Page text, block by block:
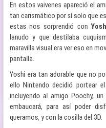
En estos vaivenes apareció el
tan carismático por sí solo que
estas nos sorprendió con
lanudo y que destilaba
maravilla visual era ver eso en
pantalla.
Yoshi era tan adorable que no
ello Nintendo decidió portear
incluyendo al amigo Poochy,
embaucará, para así poder
queramos, y con la cosilla del 3D.